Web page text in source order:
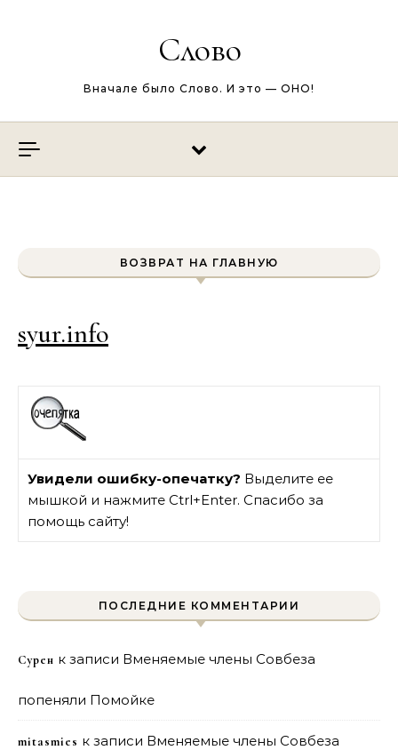
Слово
Вначале было Слово. И это — ОНО!
ВОЗВРАТ НА ГЛАВНУЮ
syur.info
Увидели ошибку-опечатку? Выделите ее
мышкой и нажмите Ctrl+Enter. Спасибо за
помощь сайту!
ПОСЛЕДНИЕ КОММЕНТАРИИ
Сурен к записи Вменяемые члены Совбеза
попеняли Помойке
mitasmies к записи Вменяемые члены Совбеза